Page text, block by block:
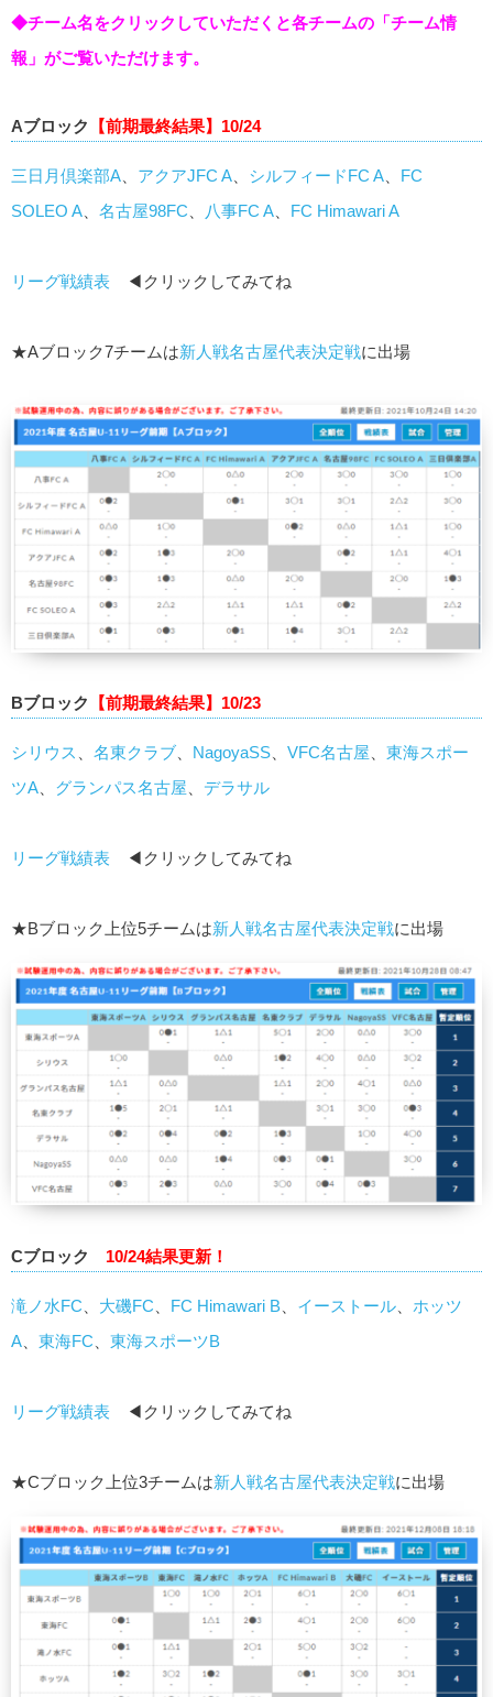
◆チーム名をクリックしていただくと各チームの「チーム情
報」がご覧いただけます。
Aブロック 【前期最終結果】10/24
三日月倶楽部A アクアJFC A シルフィードFC A
FC
SOLEO A
名古屋98FC 八事FC A FC Himawari A
リーグ戦績表 ◀クリックしてみてね
★Aブロック7チームは新人戦名古屋代表決定戦に出場
Bブロック 【前期最終結果】10/23
シリウス 名東クラブ NagoyaSS VFC名古屋
東海スポー
ツA
グランパス名古屋 デラサル
リーグ戦績表 ◀クリックしてみてね
★Bブロック上位5チームは新人戦名古屋代表決定戦に出場
Cブロック 10/24結果更新！
滝ノ水FC 大磯FC FC Himawari B イーストール
ホッツ
A
東海FC 東海スポーツB
リーグ戦績表 ◀クリックしてみてね
★Cブロック上位3チームは新人戦名古屋代表決定戦に出場